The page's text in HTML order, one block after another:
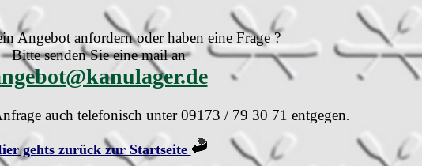
Angebot anfordern oder haben eine Frage ?
Bitte senden Sie eine mail an
auch telefonisch unter 09173 / 79 30 71 entgegen.
gehts zurück zur Startseite